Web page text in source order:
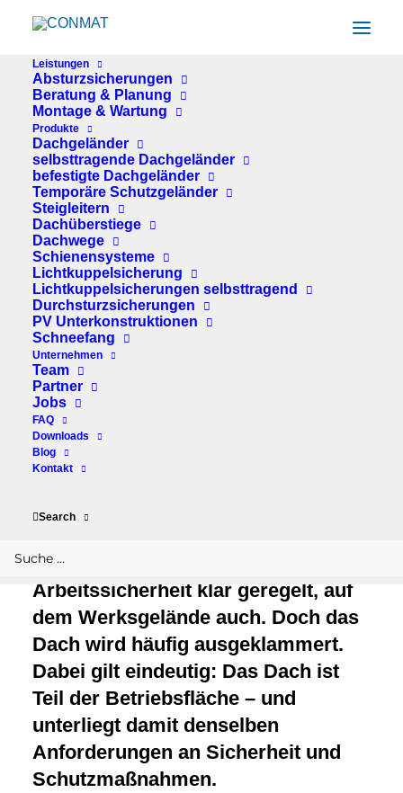
Leistungen
Absturzsicherungen
Beratung & Planung
Montage & Wartung
Produkte
Dachgeländer
selbsttragende Dachgeländer
befestigte Dachgeländer
Temporäre Schutzgeländer
Steigleitern
Dachüberstiege
Dachwege
Schienensysteme
Lichtkuppelsicherung
Lichtkuppelsicherungen selbsttragend
Durchsturzsicherungen
PV Unterkonstruktionen
Schneefang
Unternehmen
Team
Partner
Jobs
FAQ
Downloads
Blog
Kontakt
Search
Sicherheit auf dem
Dach: Viele
Unternehmen
übersehen ein
zentrales Risiko
Dächer sind Teil der
Betriebsfläche –
werden aber oft
vergessen
sichtbar: Im Gebäude ist
Arbeitssicherheit klar geregelt, auf
dem Werksgelände auch. Doch das
Dach wird häufig ausgeklammert.
Dabei gilt eindeutig: Das Dach ist
Teil der Betriebsfläche – und
unterliegt damit denselben
Anforderungen an Sicherheit und
Schutzmaßnahmen.